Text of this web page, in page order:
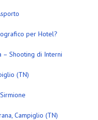
per Hotel?
– Shooting di Interni
(TN)
Campiglio (TN)